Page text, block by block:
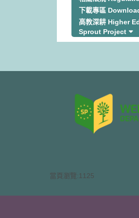
下載專區
高教深耕 Higher
Sprout Project
當頁瀏覽:1125